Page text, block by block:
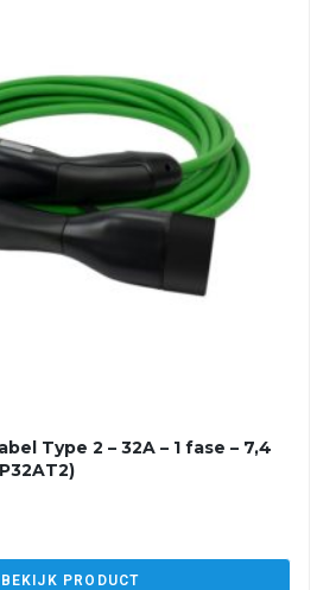
Type 2 – 32A – 1 fase – 7,4
BEKIJK PRODUCT